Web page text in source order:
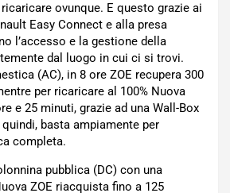
ovunque. E questo grazie ai
Easy Connect e alla presa
l’accesso e la gestione della
dal luogo in cui ci si trovi.
(AC), in 8 ore ZOE recupera 300
per ricaricare al 100% Nuova
e 25 minuti, grazie ad una Wall-Box
basta ampiamente per
completa.
pubblica (DC) con una
ZOE riacquista fino a 125